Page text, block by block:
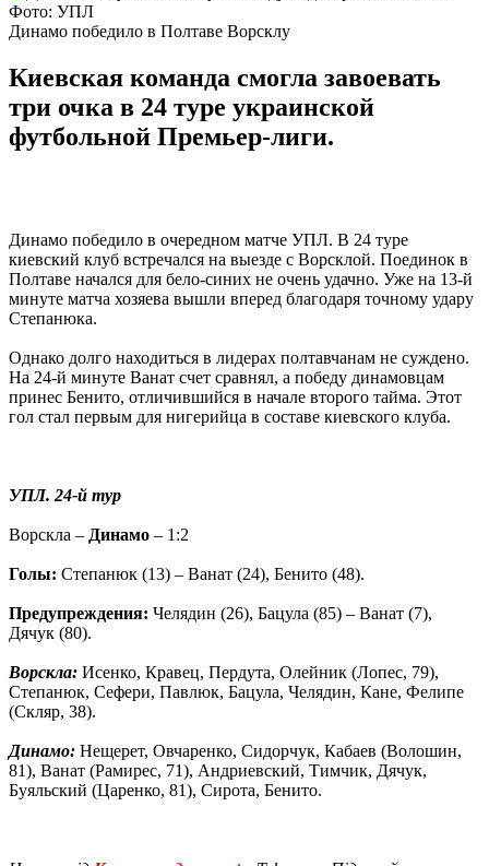
Фото: УПЛ
Динамо победило в Полтаве Ворсклу
Киевская команда смогла завоевать
три очка в 24 туре украинской
футбольной Премьер-лиги.
Динамо победило в очередном матче УПЛ. В 24 туре
киевский клуб встречался на выезде с Ворсклой. Поединок в
Полтаве начался для бело-синих не очень удачно. Уже на 13-й
минуте матча хозяева вышли вперед благодаря точному удару
Степанюка.
Однако долго находиться в лидерах полтавчанам не суждено.
На 24-й минуте Ванат счет сравнял, а победу динамовцам
принес Бенито, отличившийся в начале второго тайма. Этот
гол стал первым для нигерийца в составе киевского клуба.
УПЛ. 24-й тур
Ворскла – Динамо – 1:2
Голы: Степанюк (13) – Ванат (24), Бенито (48).
Предупреждения: Челядин (26), Бацула (85) – Ванат (7),
Дячук (80).
Ворскла: Исенко, Кравец, Пердута, Олейник (Лопес, 79),
Степанюк, Сефери, Павлюк, Бацула, Челядин, Кане, Фелипе
(Скляр, 38).
Динамо: Нещерет, Овчаренко, Сидорчук, Кабаев (Волошин,
81), Ванат (Рамирес, 71), Андриевский, Тимчик, Дячук,
Буяльский (Царенко, 81), Сирота, Бенито.